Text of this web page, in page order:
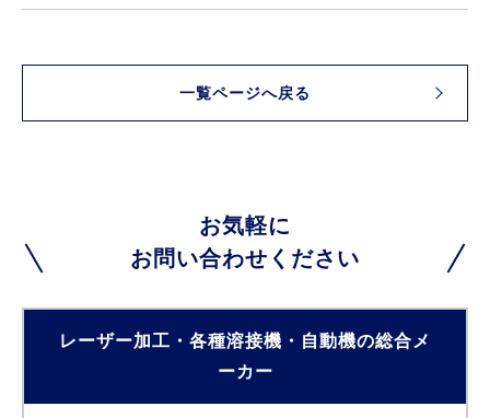
一覧ページへ戻る
お気軽に
お問い合わせください
レーザー加工・各種溶接機・自動機の総合メ
ーカー